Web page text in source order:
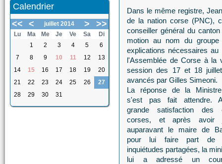
Calendrier
<<
< juillet 2014 > >>
Lu Ma Me Je Ve Sa
Di
1
2 3 4 5
6
7
8 9 10 11 12
13
14
15 16 17 18 19
20
21
22 23 24 25 26
27
28
29 30 31
Dans le même registre,
de la nation corse (PNC),
conseiller général du
motion au nom du
explications nécessaires
l'Assemblée de Corse à la
session des 17 et 18
avancés par Gilles Simeoni.
La réponse de la
s'est pas fait attendre.
grande satisfaction des
corses, et après avoir
auparavant le maire de
pour lui faire part de
inquiétudes partagées, la
lui a adressé un